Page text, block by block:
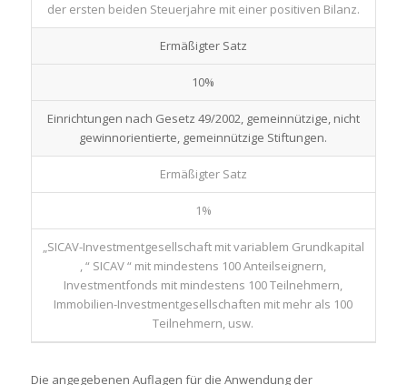
der ersten beiden Steuerjahre mit einer positiven Bilanz.
Ermäßigter Satz
10%
Einrichtungen nach Gesetz 49/2002, gemeinnützige, nicht
gewinnorientierte, gemeinnützige Stiftungen.
Ermäßigter Satz
1%
„SICAV-Investmentgesellschaft mit variablem Grundkapital
, “ SICAV “ mit mindestens 100 Anteilseignern,
Investmentfonds mit mindestens 100 Teilnehmern,
Immobilien-Investmentgesellschaften mit mehr als 100
Teilnehmern, usw.
Die angegebenen Auflagen für die Anwendung der